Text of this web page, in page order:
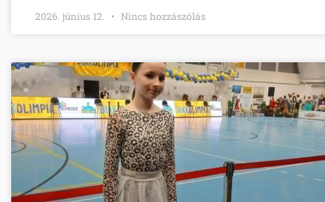
2026. június 12. Nincs hozzászólás